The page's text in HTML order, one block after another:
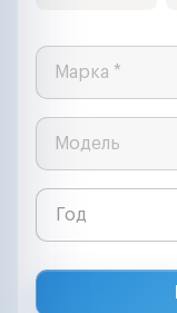
Марка *
Модель